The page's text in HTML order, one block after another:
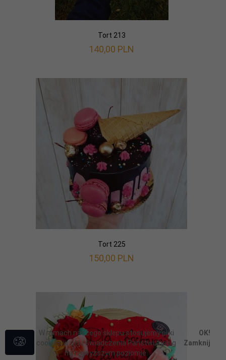
Tort 213
140,00 PLN
Tort 225
150,00 PLN
W ramach naszego sklepu stosujemy pliki
cookies w celu świadczenia Państwu usług
na najwyższym poziomie.
OK!
Zamknij